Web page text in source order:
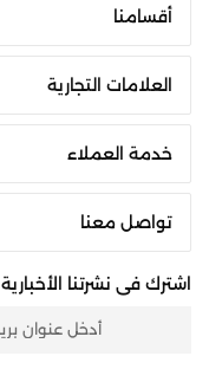
أقسامنا
العلامات التجارية
خدمة العملاء
تواصل معنا
اشترك فى نشرتنا الأخبارية